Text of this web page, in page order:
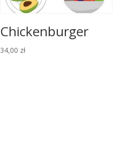
Chickenburger
34,00 zł